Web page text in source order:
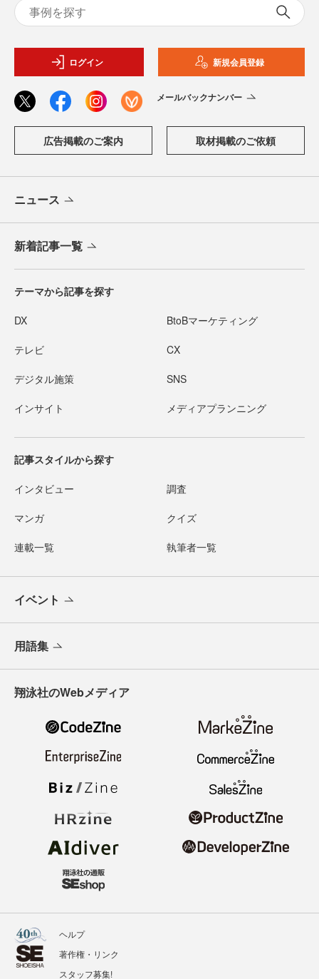
ログイン 新規会員登録
メールバックナンバー
広告掲載のご案内 取材掲載のご依頼
ニュース
新着記事一覧
テーマから記事を探す
DX BtoBマーケティング
テレビ CX
デジタル施策 SNS
インサイト メディアプランニング
記事スタイルから探す
インタビュー 調査
マンガ クイズ
連載一覧 執筆者一覧
イベント
用語集
翔泳社のWebメディア
ヘルプ
著作権・リンク
スタッフ募集!